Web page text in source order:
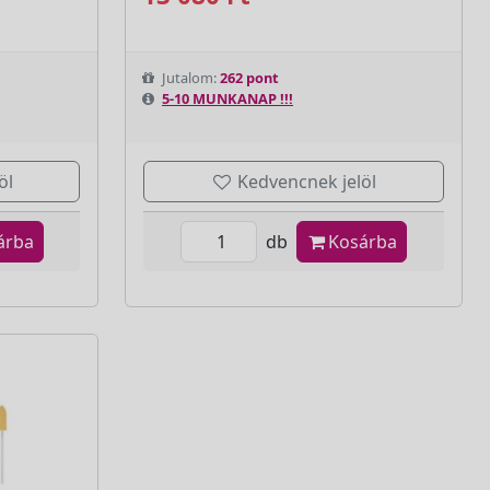
Jutalom:262 pont
5-10 MUNKANAP !!!
Kedvencnek jelöl
db Kosárba